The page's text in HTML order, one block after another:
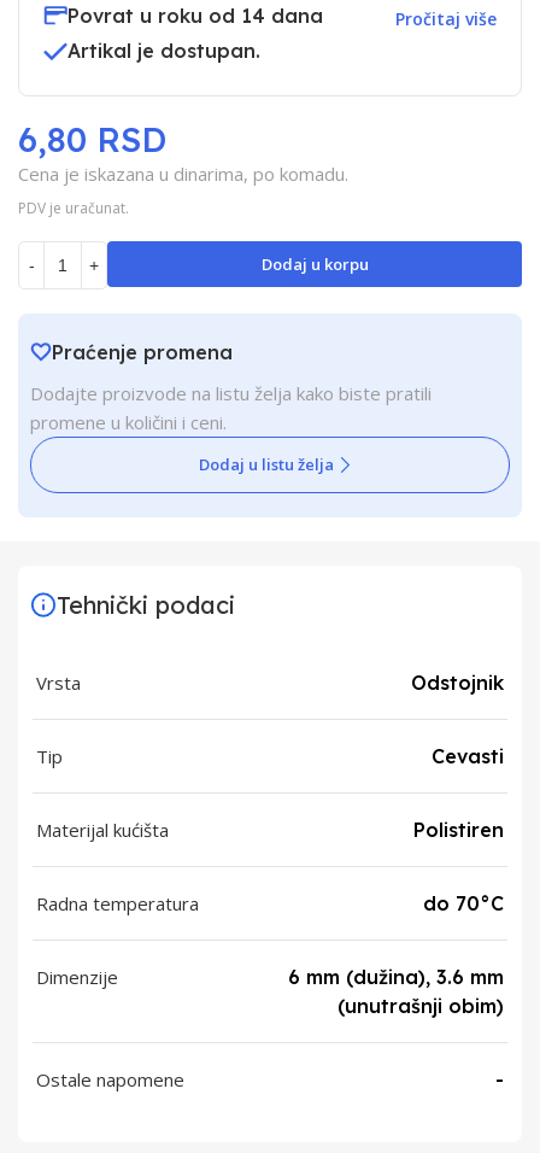
Povrat u roku od 14 dana
Pročitaj više
Artikal je dostupan.
Cena je iskazana u dinarima, po komadu.
PDV je uračunat.
6,80 RSD
- + Dodaj u korpu
Praćenje promena
Dodajte proizvode na listu želja kako biste pratili
promene u količini i ceni.
Dodaj u listu želja
Tehnički podaci
Vrsta Odstojnik
Tip Cevasti
Materijal kućišta Polistiren
Radna temperatura do 70°C
Dimenzije
6 mm (dužina), 3.6 mm
(unutrašnji obim)
Ostale napomene -